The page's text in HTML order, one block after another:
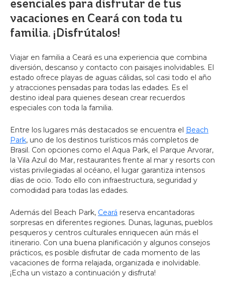
esenciales para disfrutar de tus
vacaciones en Ceará con toda tu
familia. ¡Disfrútalos!
Viajar en familia a Ceará es una experiencia que combina
diversión, descanso y contacto con paisajes inolvidables. El
estado ofrece playas de aguas cálidas, sol casi todo el año
y atracciones pensadas para todas las edades. Es el
destino ideal para quienes desean crear recuerdos
especiales con toda la familia.
Entre los lugares más destacados se encuentra el Beach
Park, uno de los destinos turísticos más completos de
Brasil. Con opciones como el Aqua Park, el Parque Arvorar,
la Vila Azul do Mar, restaurantes frente al mar y resorts con
vistas privilegiadas al océano, el lugar garantiza intensos
días de ocio. Todo ello con infraestructura, seguridad y
comodidad para todas las edades.
Además del Beach Park, Ceará reserva encantadoras
sorpresas en diferentes regiones. Dunas, lagunas, pueblos
pesqueros y centros culturales enriquecen aún más el
itinerario. Con una buena planificación y algunos consejos
prácticos, es posible disfrutar de cada momento de las
vacaciones de forma relajada, organizada e inolvidable.
¡Echa un vistazo a continuación y disfruta!